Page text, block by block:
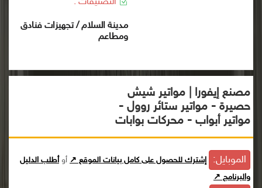
مدينة السلام / تجهيزات فنادق
ومطاعم
مصنع إيفورا | مواتير شيش
حصيرة - مواتير ستائر روول -
مواتير أبواب - محركات بوابات
الموبايل: إشترك للحصول على كامل بيانات الموقع ↗ أوأطلب الدليل
والبرنامج ↗